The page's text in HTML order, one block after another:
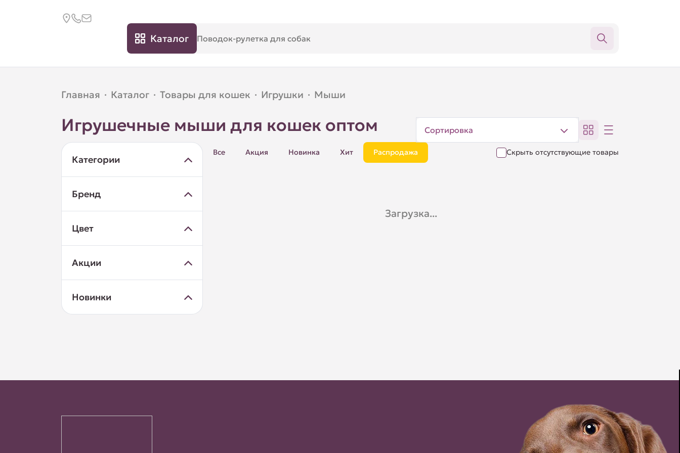
Каталог
Главная · Каталог · Товары для кошек · Игрушки · Мыши
Игрушечные мыши для кошек оптом Сортировка
Категории
Бренд
Цвет
Акции
Новинки
Все Акция Новинка Хит Распродажа Скрыть отсутствующие товары
Загрузка...